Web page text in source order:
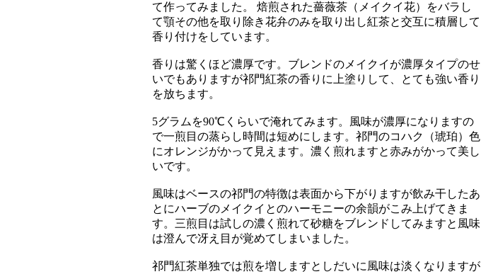
て作ってみました。 焙煎された薔薇茶（メイクイ花）をバラし
て顎その他を取り除き花弁のみを取り出し紅茶と交互に積層して
香り付けをしています。
香りは驚くほど濃厚です。ブレンドのメイクイが濃厚タイプのせ
いでもありますが祁門紅茶の香りに上塗りして、とても強い香り
を放ちます。
5グラムを90℃くらいで淹れてみます。風味が濃厚になりますの
で一煎目の蒸らし時間は短めにします。祁門のコハク（琥珀）色
にオレンジがかって見えます。濃く煎れますと赤みがかって美し
いです。
風味はベースの祁門の特徴は表面から下がりますが飲み干したあ
とにハーブのメイクイとのハーモニーの余韻がこみ上げてきま
す。三煎目は試しの濃く煎れて砂糖をブレンドしてみますと風味
は澄んで冴え目が覚めてしまいました。
祁門紅茶単独では煎を増しますとしだいに風味は淡くなりますが